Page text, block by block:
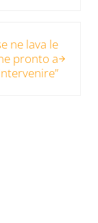
ne lava le
pronto a